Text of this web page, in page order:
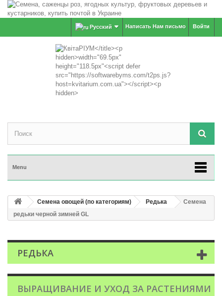
Войти
Написать Нам письмо
Русский
Menu
Семена овощей (по категориям) Редька
Семена
редьки черной зимней GL
РЕДЬКА
ВЫРАЩИВАНИЕ И УХОД ЗА РАСТЕНИЯМИ